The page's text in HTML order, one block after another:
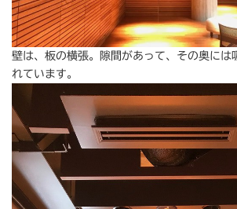
壁は、板の横張。隙間があって、その奥には
れています。